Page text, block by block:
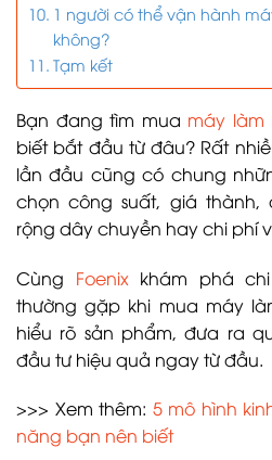
1 người có thể vận hành
không?
Tạm kết
Bạn đang tìm mua máy làm
biết bắt đầu từ đâu? Rất
lần đầu cũng có chung
chọn công suất, giá
rộng dây chuyền hay chi phí
Cùng Foenixkhám phá chi
thường gặp khi mua máy
hiểu rõ sản phẩm, đưa ra
đầu tư hiệu quả ngay từ đầu.
>>> Xem thêm: 5 mô hình
năng bạn nên biết